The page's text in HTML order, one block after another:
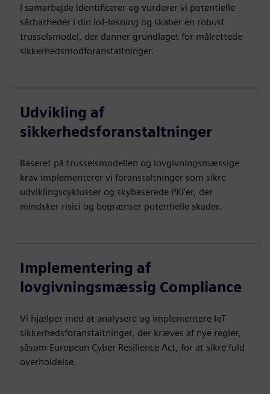
I samarbejde identificerer og vurderer vi potentielle
sårbarheder i din IoT-løsning og skaber en robust
trusselsmodel, der danner grundlaget for målrettede
sikkerhedsmodforanstaltninger.
Udvikling af
sikkerhedsforanstaltninger
Baseret på trusselsmodellen og lovgivningsmæssige
krav implementerer vi foranstaltninger som sikre
udviklingscyklusser og skybaserede PKI'er, der
mindsker risici og begrænser potentielle skader.
Implementering af
lovgivningsmæssig Compliance
Vi hjælper med at analysere og implementere IoT-
sikkerhedsforanstaltninger, der kræves af nye regler,
såsom European Cyber Resilience Act, for at sikre fuld
overholdelse.